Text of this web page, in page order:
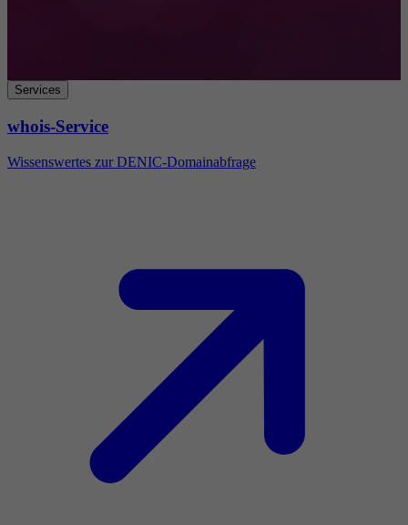
Services
whois-Service
Wissenswertes zur DENIC-Domainabfrage